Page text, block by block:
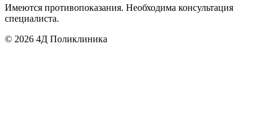
Имеются противопоказания. Необходима консультация
специалиста.
© 2026 4Д Поликлиника